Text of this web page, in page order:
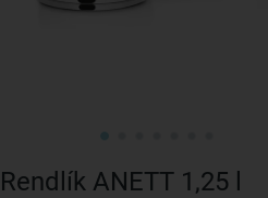
Rendlík ANETT 1,25 l